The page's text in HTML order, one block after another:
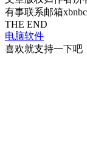
有事联系邮箱
THE END
电脑软件
喜欢就支持一下吧